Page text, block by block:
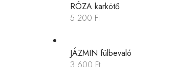
RÓZA karkötő
5 200 Ft
JÁZMIN fülbevaló